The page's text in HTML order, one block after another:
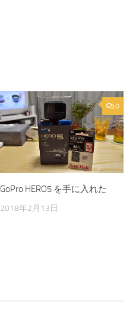
0
GoPro HERO5 を手に入れた
2018年2月13日